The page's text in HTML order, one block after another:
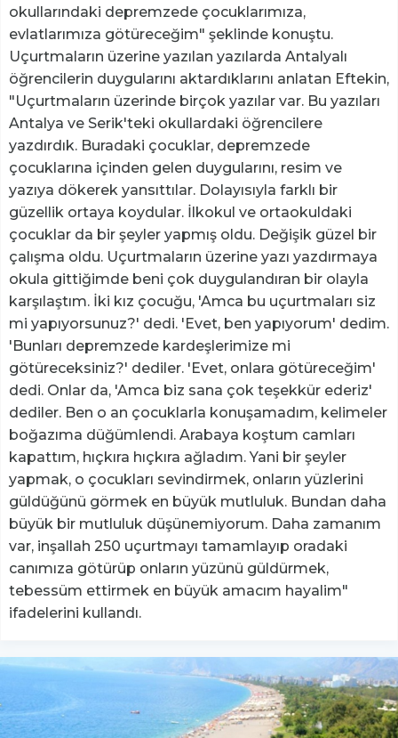
okullarındaki depremzede çocuklarımıza,
evlatlarımıza götüreceğim" şeklinde konuştu.
Uçurtmaların üzerine yazılan yazılarda Antalyalı
öğrencilerin duygularını aktardıklarını anlatan Eftekin,
"Uçurtmaların üzerinde birçok yazılar var. Bu yazıları
Antalya ve Serik'teki okullardaki öğrencilere
yazdırdık. Buradaki çocuklar, depremzede
çocuklarına içinden gelen duygularını, resim ve
yazıya dökerek yansıttılar. Dolayısıyla farklı bir
güzellik ortaya koydular. İlkokul ve ortaokuldaki
çocuklar da bir şeyler yapmış oldu. Değişik güzel bir
çalışma oldu. Uçurtmaların üzerine yazı yazdırmaya
okula gittiğimde beni çok duygulandıran bir olayla
karşılaştım. İki kız çocuğu, 'Amca bu uçurtmaları siz
mi yapıyorsunuz?' dedi. 'Evet, ben yapıyorum' dedim.
'Bunları depremzede kardeşlerimize mi
götüreceksiniz?' dediler. 'Evet, onlara götüreceğim'
dedi. Onlar da, 'Amca biz sana çok teşekkür ederiz'
dediler. Ben o an çocuklarla konuşamadım, kelimeler
boğazıma düğümlendi. Arabaya koştum camları
kapattım, hıçkıra hıçkıra ağladım. Yani bir şeyler
yapmak, o çocukları sevindirmek, onların yüzlerini
güldüğünü görmek en büyük mutluluk. Bundan daha
büyük bir mutluluk düşünemiyorum. Daha zamanım
var, inşallah 250 uçurtmayı tamamlayıp oradaki
canımıza götürüp onların yüzünü güldürmek,
tebessüm ettirmek en büyük amacım hayalim"
ifadelerini kullandı.